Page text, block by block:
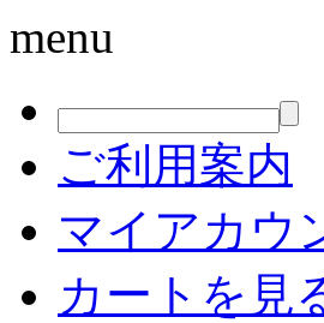
menu
ご利用案内
マイアカウ
カートを見